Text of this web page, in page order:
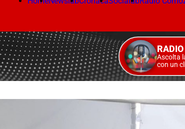
Ascolta
con un